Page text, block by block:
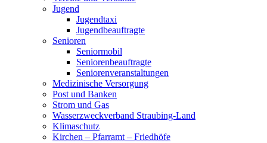
Jugend
Jugendtaxi
Jugendbeauftragte
Senioren
Seniormobil
Seniorenbeauftragte
Seniorenveranstaltungen
Medizinische Versorgung
Post und Banken
Strom und Gas
Wasserzweckverband Straubing-Land
Klimaschutz
Kirchen – Pfarramt – Friedhöfe